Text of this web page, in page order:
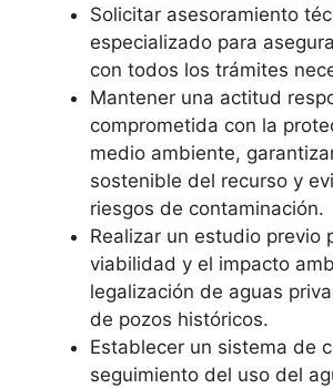
Solicitar asesoramiento
especializado para
con todos los trámites
Mantener una actitud
comprometida con la
medio ambiente,
sostenible del recurso y
riesgos de contaminación.
Realizar un estudio previo
viabilidad y el impacto
legalización de aguas
de pozos históricos.
Establecer un sistema de
seguimiento del uso del